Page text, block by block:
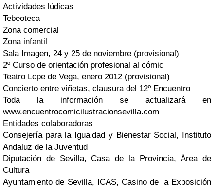
Actividades lúdicas
Tebeoteca
Zona comercial
Zona infantil
Sala Imagen, 24 y 25 de noviembre (provisional)
2º Curso de orientación profesional al cómic
Teatro Lope de Vega, enero 2012 (provisional)
Concierto entre viñetas, clausura del 12º Encuentro
Toda la información se actualizará en
www.encuentrocomicilustracionsevilla.com
Entidades colaboradoras
Consejería para la Igualdad y Bienestar Social, Instituto
Andaluz de la Juventud
Diputación de Sevilla, Casa de la Provincia, Área de
Cultura
Ayuntamiento de Sevilla, ICAS, Casino de la Exposición